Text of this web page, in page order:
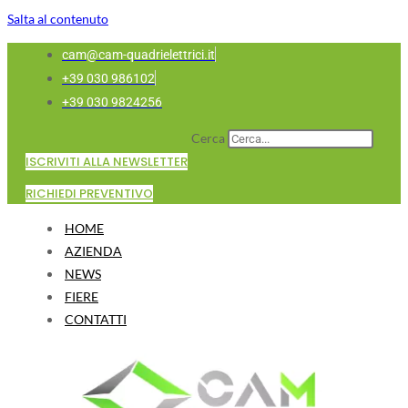
Salta al contenuto
cam@cam-quadrielettrici.it
+39 030 986102
+39 030 9824256
Cerca
ISCRIVITI ALLA NEWSLETTER
RICHIEDI PREVENTIVO
HOME
AZIENDA
NEWS
FIERE
CONTATTI